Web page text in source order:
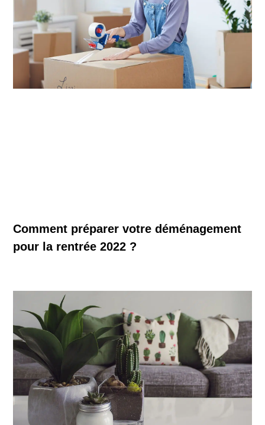
Comment préparer votre déménagement
pour la rentrée 2022 ?